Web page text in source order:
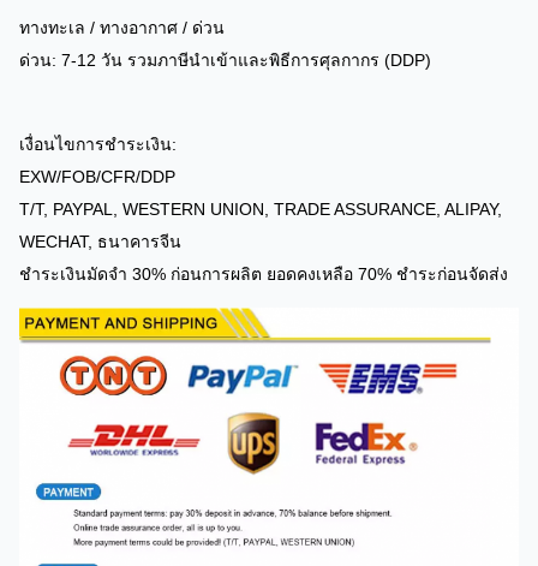
ทางทะเล / ทางอากาศ / ด่วน
ด่วน: 7-12 วัน รวมภาษีนำเข้าและพิธีการศุลกากร (DDP)
เงื่อนไขการชำระเงิน:
EXW/FOB/CFR/DDP
T/T, PAYPAL, WESTERN UNION, TRADE ASSURANCE, ALIPAY,
WECHAT, ธนาคารจีน
ชำระเงินมัดจำ 30% ก่อนการผลิต ยอดคงเหลือ 70% ชำระก่อนจัดส่ง